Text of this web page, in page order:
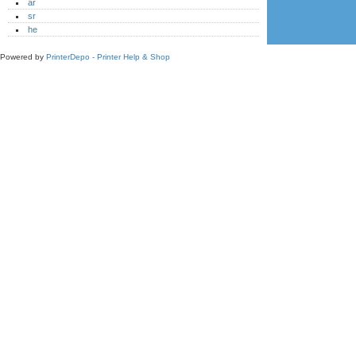
ar
sr
he
Powered by PrinterDepo - Printer Help & Shop